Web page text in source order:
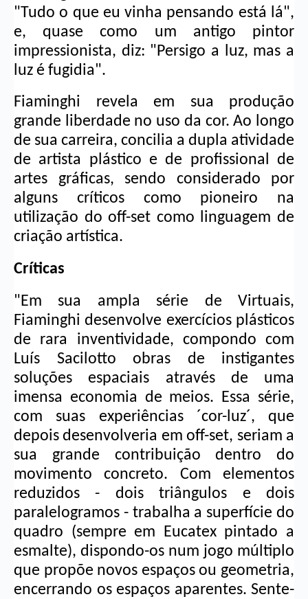
"Tudo o que eu vinha pensando está lá",
e, quase como um antigo pintor
impressionista, diz: "Persigo a luz, mas a
luz é fugidia".
Fiaminghi revela em sua produção
grande liberdade no uso da cor. Ao longo
de sua carreira, concilia a dupla atividade
de artista plástico e de profissional de
artes gráficas, sendo considerado por
alguns críticos como pioneiro na
utilização do off-set como linguagem de
criação artística.
Críticas
"Em sua ampla série de Virtuais,
Fiaminghi desenvolve exercícios plásticos
de rara inventividade, compondo com
Luís Sacilotto obras de instigantes
soluções espaciais através de uma
imensa economia de meios. Essa série,
com suas experiências ´cor-luz´, que
depois desenvolveria em off-set, seriam a
sua grande contribuição dentro do
movimento concreto. Com elementos
reduzidos - dois triângulos e dois
paralelogramos - trabalha a superfície do
quadro (sempre em Eucatex pintado a
esmalte), dispondo-os num jogo múltiplo
que propõe novos espaços ou geometria,
encerrando os espaços aparentes. Sente-